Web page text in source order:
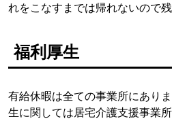
れをこなすまでは帰れないので
福利厚生
有給休暇は全ての事業所にあり
生に関しては居宅介護支援事業